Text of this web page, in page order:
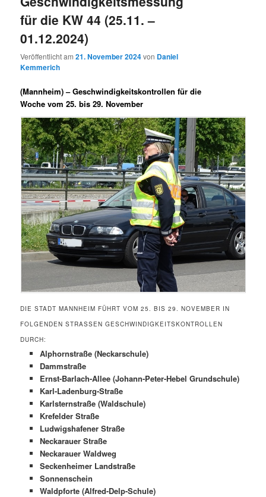
für die KW 44 (25.11. –
01.12.2024)
Veröffentlicht am21. November 2024von Daniel
Kemmerich
(Mannheim) –Geschwindigkeitskontrollen für die
Woche vom 25. bis 29. November
DIE STADT MANNHEIM FÜHRT VOM 25. BIS 29. NOVEMBER IN
FOLGENDEN STRASSEN GESCHWINDIGKEITSKONTROLLEN D
URCH:
Alphornstraße (Neckarschule)
Dammstraße
Ernst-Barlach-Allee (Johann-Peter-Hebel Grundschule)
Karl-Ladenburg-Straße
Karlsternstraße (Waldschule)
Krefelder Straße
Ludwigshafener Straße
Neckarauer Straße
Neckarauer Waldweg
Seckenheimer Landstraße
Sonnenschein
Waldpforte (Alfred-Delp-Schule)